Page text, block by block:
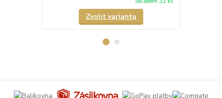
Zvolit variantu